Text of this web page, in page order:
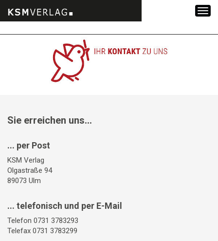
Sie erreichen uns...
... per Post
KSM Verlag
Olgastraße 94
89073 Ulm
... telefonisch und per E-Mail
Telefon 0731 3783293
Telefax 0731 3783299